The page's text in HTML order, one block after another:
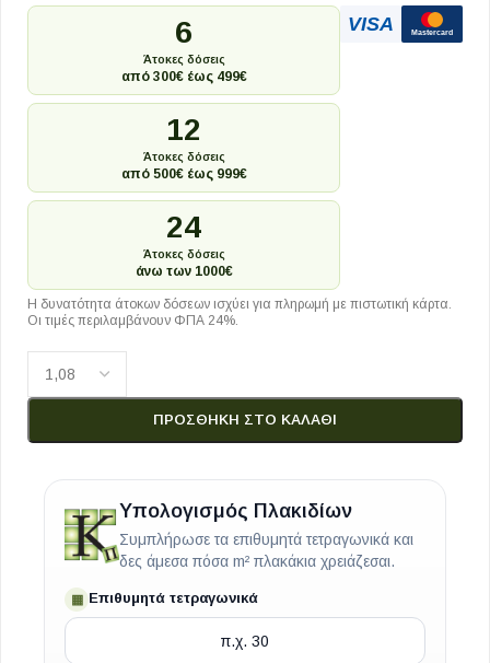
6
Άτοκες δόσεις
από 300€ έως 499€
12
Άτοκες δόσεις
από 500€ έως 999€
24
Άτοκες δόσεις
άνω των 1000€
VISA Mastercard
Η δυνατότητα άτοκων δόσεων ισχύει για πληρωμή με πιστωτική κάρτα.
Οι τιμές περιλαμβάνουν ΦΠΑ 24%.
ΠΡΟΣΘΉΚΗ ΣΤΟ ΚΑΛΆΘΙ
Υπολογισμός Πλακιδίων
Συμπλήρωσε τα επιθυμητά τετραγωνικά και
δες άμεσα πόσα m² πλακάκια χρειάζεσαι.
▦ Επιθυμητά τετραγωνικά